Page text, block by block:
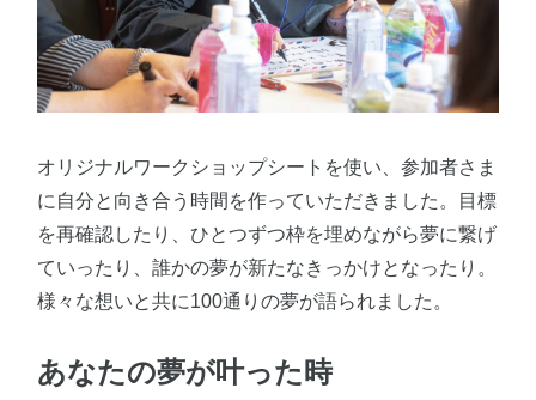
オリジナルワークショップシートを使い、参加者さま
に自分と向き合う時間を作っていただきました。目標
を再確認したり、ひとつずつ枠を埋めながら夢に繋げ
ていったり、誰かの夢が新たなきっかけとなったり。
様々な想いと共に100通りの夢が語られました。
あなたの夢が叶った時